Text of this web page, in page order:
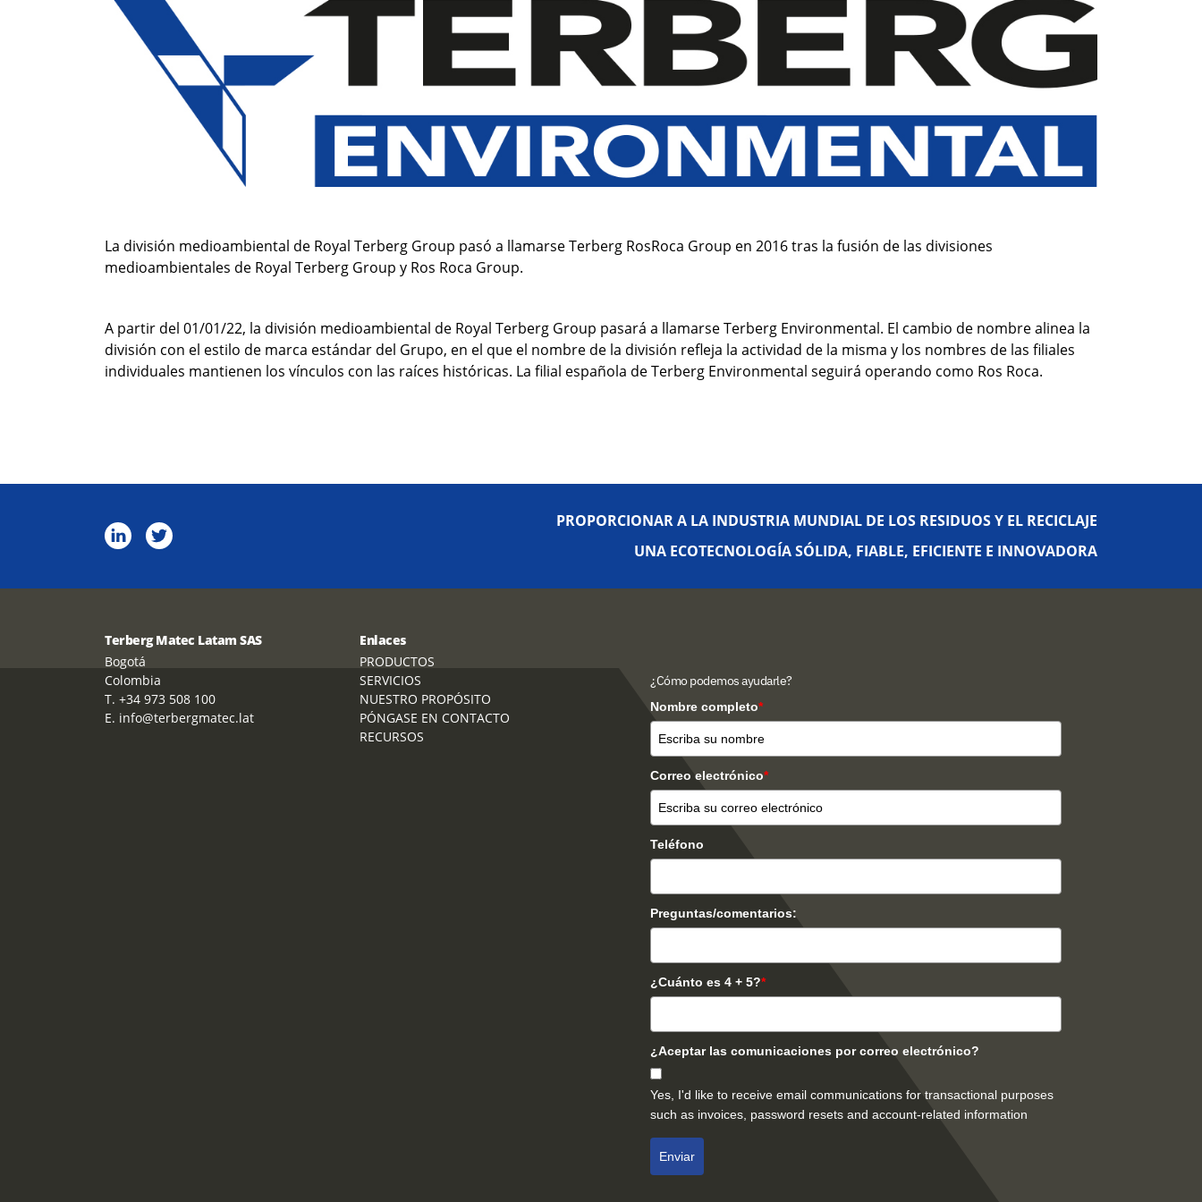
Carga Lateral
La división medioambiental de Royal Terberg Group pasó a llamarse Terberg RosRoca Group en 2016 tras la fusión de las divisiones
medioambientales de Royal Terberg Group y Ros Roca Group.
A partir del 01/01/22, la división medioambiental de Royal Terberg Group pasará a llamarse Terberg Environmental. El cambio de nombre alinea la
división con el estilo de marca estándar del Grupo, en el que el nombre de la división refleja la actividad de la misma y los nombres de las filiales
individuales mantienen los vínculos con las raíces históricas. La filial española de Terberg Environmental seguirá operando como Ros Roca.
PROPORCIONAR A LA INDUSTRIA MUNDIAL DE LOS RESIDUOS Y EL RECICLAJE
UNA ECOTECNOLOGÍA SÓLIDA, FIABLE, EFICIENTE E INNOVADORA
Terberg Matec Latam SAS
Bogotá
Colombia
T. +34 973 508 100
E. info@terbergmatec.lat
Enlaces
PRODUCTOS
SERVICIOS
NUESTRO PROPÓSITO
PÓNGASE EN CONTACTO
RECURSOS
¿Cómo podemos ayudarle?
Nombre completo*
Correo electrónico*
Teléfono
Preguntas/comentarios:
¿Cuánto es 4 + 5?*
¿Aceptar las comunicaciones por correo electrónico?
Yes, I'd like to receive email communications for transactional purposes
such as invoices, password resets and account-related information
Enviar